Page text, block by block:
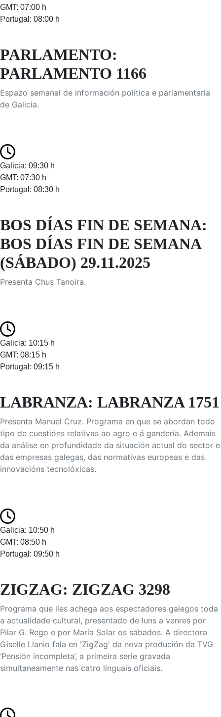
GMT: 07:00 h
Portugal: 08:00 h
PARLAMENTO:
PARLAMENTO 1166
Espazo semanal de información política e parlamentaria
de Galicia.
Galicia: 09:30 h
GMT: 07:30 h
Portugal: 08:30 h
BOS DÍAS FIN DE SEMANA:
BOS DÍAS FIN DE SEMANA
(SÁBADO) 29.11.2025
Presenta Chus Tanoira.
Galicia: 10:15 h
GMT: 08:15 h
Portugal: 09:15 h
LABRANZA: LABRANZA 1751
Presenta Manuel Cruz. Programa en que se abordan todo
tipo de cuestións relativas ao agro e á gandería. Ademais
da análise en profundidade da situación actual do sector e
das empresas galegas, das normativas europeas e das
innovacións tecnolóxicas.
Galicia: 10:50 h
GMT: 08:50 h
Portugal: 09:50 h
ZIGZAG: ZIGZAG 3298
Programa que lles achega aos espectadores galegos toda
a actualidade cultural, presentado de luns a venres por
Pilar G. Rego e por María Solar os sábados. A directora
Giselle Llanio fala en 'ZigZag' da nova produción da TVG
‘Pensión incompleta’, a primeira serie gravada
simultaneamente nas catro linguais oficiais.